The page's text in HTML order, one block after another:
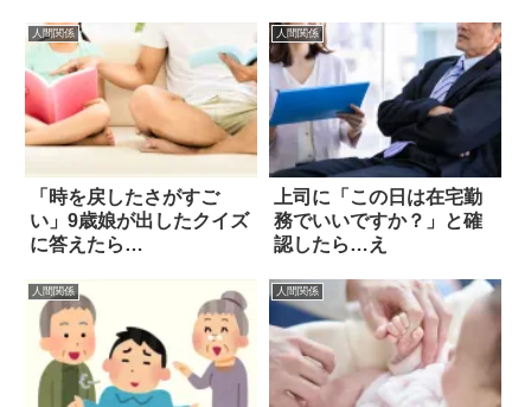
人間関係
「時を戻したさがすご
い」9歳娘が出したクイズ
に答えたら…
人間関係
上司に「この日は在宅勤
務でいいですか？」と確
認したら…え
人間関係 人間関係